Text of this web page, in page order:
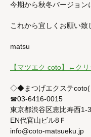
今期から秋冬バージョ
これから宜しくお願い致
matsu
【マツエク coto】←ク
◇◆まつげエクステ
☎︎03-6416-0015
東京都渋谷区恵比寿西1-
EN代官山ビル8Ｆ
info@coto-matsueku.jp